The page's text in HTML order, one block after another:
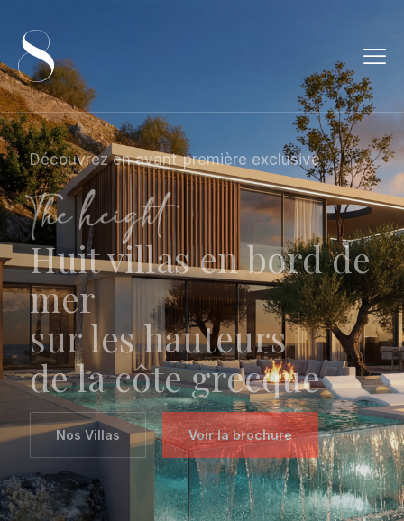
Paris Liakos,
le maître d’œuvre
de notre excellence
Découvrez notre partenaire phare
Nos Villas En savoir plus